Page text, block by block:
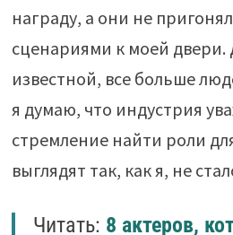
награду, а они не
сценариями к моей двери.
известной, все больше
я думаю, что индустрия
стремление найти роли
выглядят так, как я, не
Читать: 8 актеров,